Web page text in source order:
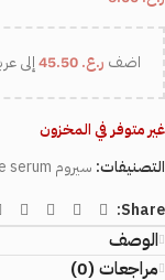
اضف ر.ع. إلى
غير متوفر في المخزون
التصنيفات: سيروم face serum
Share:
الوصف
مراجعات (0)